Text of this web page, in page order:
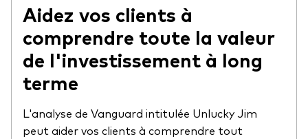
Aidez vos clients à
comprendre toute la valeur
de l'investissement à long
terme
L'analyse de Vanguard intitulée Unlucky Jim
peut aider vos clients à comprendre tout